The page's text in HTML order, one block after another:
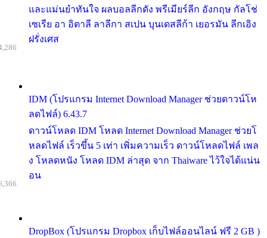
และแม่นยำทันใจ ผลบอลลีกดัง พรีเมียร์ลีก อังกฤษ กัลโช่
เซเรีย อา อิตาลี ลาลีกา สเปน บุนเดสลีก้า เยอรมัน ลีกเอิง
ฝรั่งเศส
IDM (โปรแกรม Internet Download Manager ช่วยดาวน์โห
ลดไฟล์) 6.43.7
ดาวน์โหลด IDM โหลด Internet Download Manager ช่วยโ
หลดไฟล์ เร็วขึ้น 5 เท่า เพิ่มความเร็ว ดาวน์โหลดไฟล์ เพล
ง โหลดหนัง โหลด IDM ล่าสุด จาก Thaiware ไว้ใจได้แน่น
อน
DropBox (โปรแกรม Dropbox เก็บไฟล์ออนไลน์ ฟรี 2 GB )